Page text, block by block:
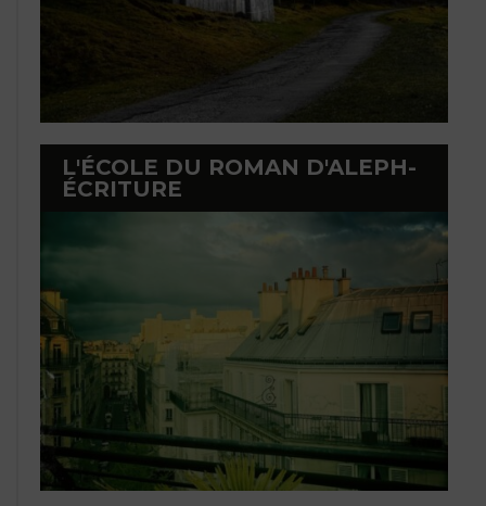
L'ÉCOLE DU ROMAN D'ALEPH-
ÉCRITURE